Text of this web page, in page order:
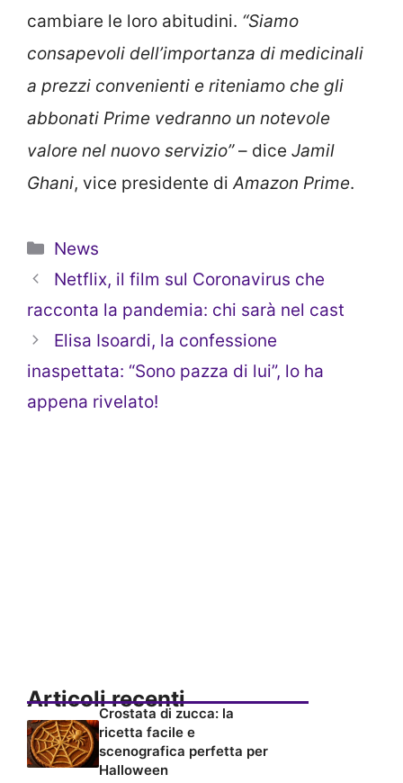
cambiare le loro abitudini. “Siamo
consapevoli dell’importanza di medicinali
a prezzi convenienti e riteniamo che gli
abbonati Prime vedranno un notevole
valore nel nuovo servizio”– dice Jamil
Ghani, vice presidente diAmazon Prime.
Categorie
News
Netflix, il film sul Coronavirus che
racconta la pandemia: chi sarà nel cast
Elisa Isoardi, la confessione
inaspettata: “Sono pazza di lui”, lo ha
appena rivelato!
Articoli recenti
Crostata di zucca: la
ricetta facile e
scenografica perfetta per
Halloween